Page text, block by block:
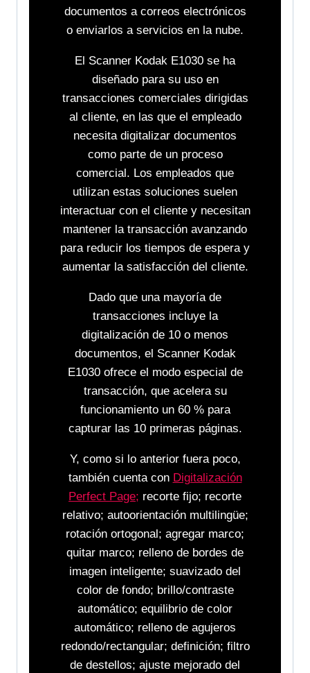
documentos a correos electrónicos
o enviarlos a servicios en la nube.
El Scanner Kodak E1030 se ha
diseñado para su uso en
transacciones comerciales dirigidas
al cliente, en las que el empleado
necesita digitalizar documentos
como parte de un proceso
comercial. Los empleados que
utilizan estas soluciones suelen
interactuar con el cliente y necesitan
mantener la transacción avanzando
para reducir los tiempos de espera y
aumentar la satisfacción del cliente.
Dado que una mayoría de
transacciones incluye la
digitalización de 10 o menos
documentos, el Scanner Kodak
E1030 ofrece el modo especial de
transacción, que acelera su
funcionamiento un 60 % para
capturar las 10 primeras páginas.
Y, como si lo anterior fuera poco,
también cuenta con Digitalización
Perfect Page; recorte fijo; recorte
relativo; autoorientación multilingüe;
rotación ortogonal; agregar marco;
quitar marco; relleno de bordes de
imagen inteligente; suavizado del
color de fondo; brillo/contraste
automático; equilibrio de color
automático; relleno de agujeros
redondo/rectangular; definición; filtro
de destellos; ajuste mejorado del